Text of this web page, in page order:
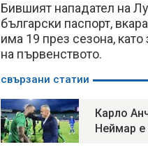
Бившият нападател на
български паспорт,
има 19 през сезона,
на първенството.
свързани статии
Карло
Неймар е